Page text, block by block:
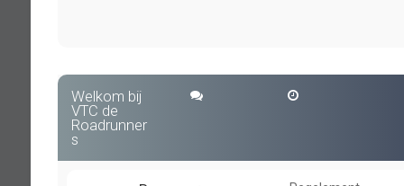
Welkom bij
VTC de
Roadrunner
s